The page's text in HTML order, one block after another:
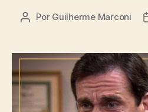
Autor
Por Guilherme Marconi